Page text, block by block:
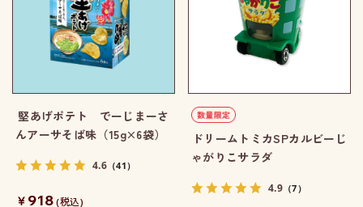
堅あげポテト でーじまーさ
んアーサそば味（15g×6袋）
4.6 （41）
￥918 (税込)
ドリームトミカSPカルビーじ
ゃがりこサラダ
4.9 （7）